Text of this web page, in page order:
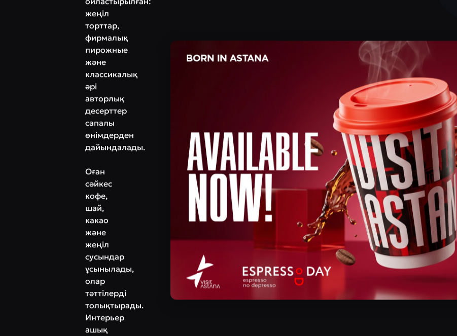
жеңіл
торттар,
фирмалық
пирожные
және
классикалық
әрі
авторлық
десерттер
сапалы
өнімдерден
дайындалады.
Оған
сәйкес
кофе,
шай,
какао
және
жеңіл
сусындар
ұсынылады,
олар
тәттілерді
толықтырады.
Интерьер
ашық